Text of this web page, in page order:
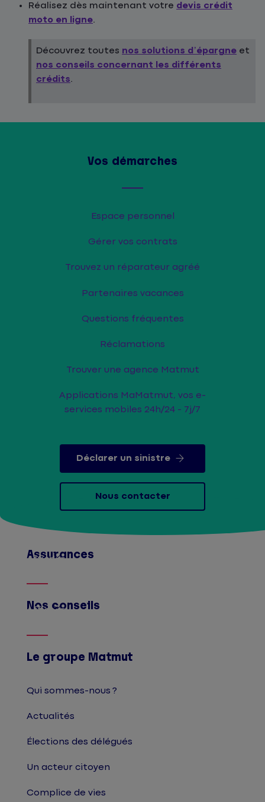
Réalisez dès maintenant votre devis crédit
moto en ligne.
Découvrez toutes nos solutions d’épargne et
nos conseils concernant les différents
crédits.
Vos démarches
Espace personnel
Gérer vos contrats
Trouvez un réparateur agréé
Partenaires vacances
Questions fréquentes
Réclamations
Trouver une agence Matmut
Applications MaMatmut, vos e-
services mobiles 24h/24 - 7j/7
Déclarer un sinistre
Nous contacter
Assurances
Afficher
Nos conseils
Afficher
Le groupe Matmut
Qui sommes-nous ?
Actualités
Élections des délégués
Un acteur citoyen
Complice de vies